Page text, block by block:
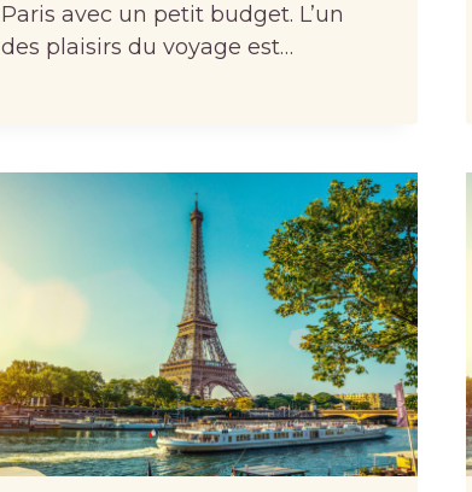
Paris avec un petit budget. L’un
des plaisirs du voyage est…